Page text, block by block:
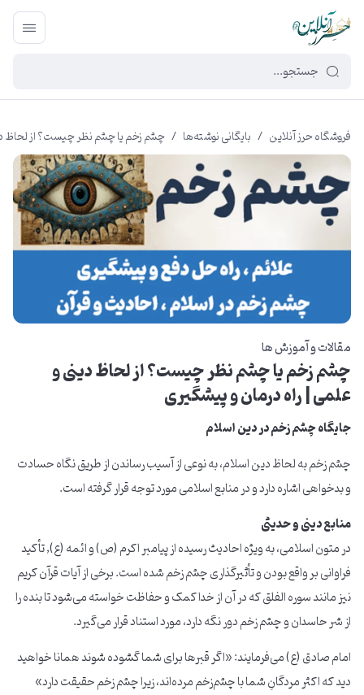
449f43cf-3da2-4422-bb12-2566cb5b8b05
فروشگاه حرز آنلاین / بایگانی نوشته‌ها / چشم زخم یا چشم نظر چیست؟ از لحاظ
مقالات و آموزش ها
چشم زخم یا چشم نظر چیست؟ از لحاظ دینی و
علمی | راه درمان و پیشگیری
جایگاه چشم زخم در دین اسلام
چشم زخم به لحاظ دین اسلام، به نوعی از آسیب رساندن از طریق نگاه حسادت
و بدخواهی اشاره دارد و در منابع اسلامی مورد توجه قرار گرفته است.
منابع دینی و حدیثی
در متون اسلامی، به ویژه احادیث رسیده از پیامبر اکرم (ص) و ائمه (ع), تأکید
فراوانی بر واقع بودن و تأثیرگذاری چشم زخم شده است. برخی از آیات قرآن کریم
نیز مانند سوره الفلق که در آن از خدا کمک و حفاظت خواسته می‌شود تا بنده را
از شر حاسدان و چشم زخم دور نگه دارد، مورد استناد قرار می‌گیرد.
امام صادق (ع) می‌فرمایند: «اگر قبرها برای شما گشوده شوند همانا خواهید
دید که اکثر مردگانِ‌ شما با چشم‌زخم مرده‌اند، زیرا چشم زخم حقیقت دارد»